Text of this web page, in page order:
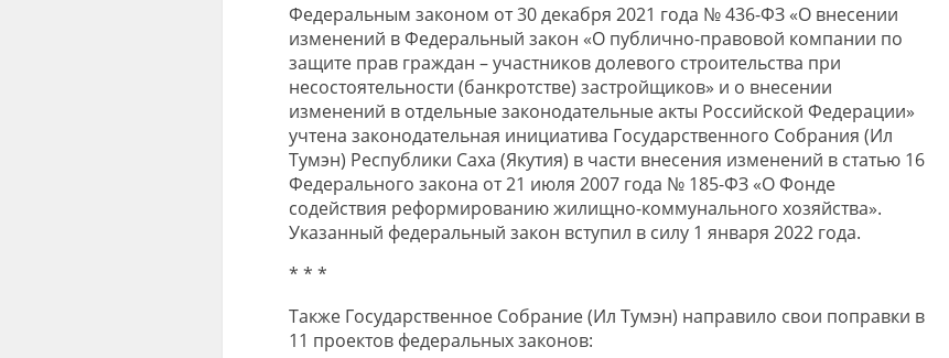
Федеральным законом от 30 декабря 2021 года № 436-ФЗ «О внесении
изменений в Федеральный закон «О публично-правовой компании по
защите прав граждан – участников долевого строительства при
несостоятельности (банкротстве) застройщиков» и о внесении
изменений в отдельные законодательные акты Российской Федерации»
учтена законодательная инициатива Государственного Собрания (Ил
Тумэн) Республики Саха (Якутия) в части внесения изменений в статью 16
Федерального закона от 21 июля 2007 года № 185-ФЗ «О Фонде
содействия реформированию жилищно-коммунального хозяйства».
Указанный федеральный закон вступил в силу 1 января 2022 года.
* * *
Также Государственное Собрание (Ил Тумэн) направило свои поправки в
11 проектов федеральных законов: